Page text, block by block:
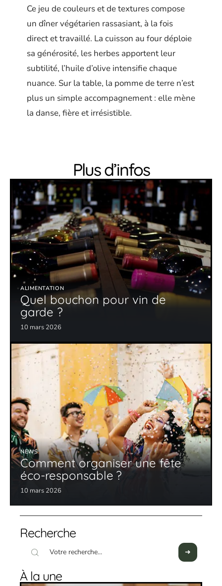
Ce jeu de couleurs et de textures compose
un dîner végétarien rassasiant, à la fois
direct et travaillé. La cuisson au four déploie
sa générosité, les herbes apportent leur
subtilité, l’huile d’olive intensifie chaque
nuance. Sur la table, la pomme de terre n’est
plus un simple accompagnement : elle mène
la danse, fière et irrésistible.
Plus d’infos
ALIMENTATION
Quel bouchon pour vin de
garde ?
10 mars 2026
NEWS
Comment organiser une fête
éco-responsable ?
10 mars 2026
Recherche
À la une